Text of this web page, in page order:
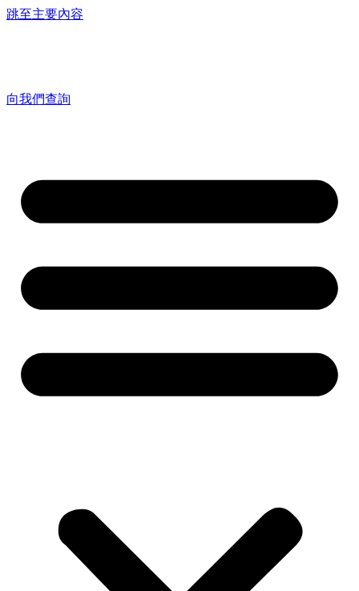
跳至主要內容
向我們查詢